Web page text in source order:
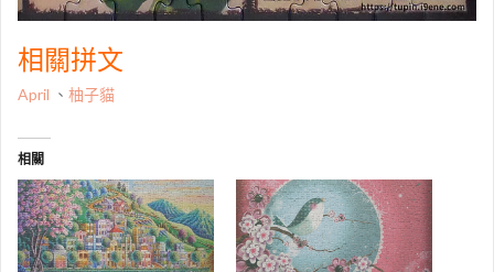
相關拼文
April 、 柚子貓
相關